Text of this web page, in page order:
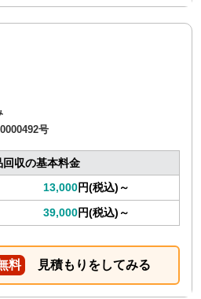
号
回収の基本料金
13,000円(税込)～
39,000円(税込)～
料 見積もりをしてみる